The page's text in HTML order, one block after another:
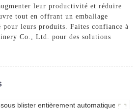
leur productivité et réduire
tout en offrant un emballage
pour leurs produits. Faites confiance à
Co., Ltd. pour des solutions